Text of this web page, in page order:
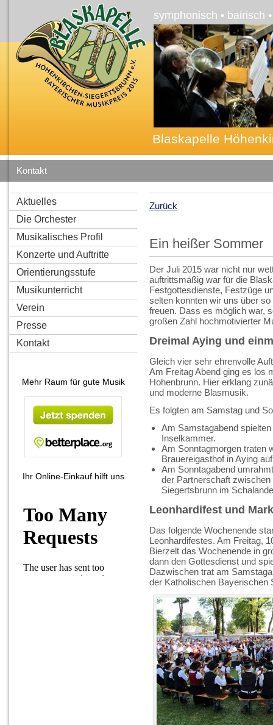
symphonisch • bairisch
Blaskapelle
Kontakt
Aktuelles
Die Orchester
Musikalisches Profil
Konzerte und Auftritte
Orientierungsstufe
Musikunterricht
Verein
Presse
Kontakt
Mehr Raum für gute Musik
Ihr Online-Einkauf hilft uns
Zurück
Ein heißer Sommer
Der Juli 2015 war nicht nur
auftrittsmäßig war für die
Festgottesdienste, Festzüge
selten konnten wir uns über
freuen. Dass es möglich war,
großen Zahl hochmotivierter
Dreimal Aying und
Gleich vier sehr ehrenvolle
Am Freitag Abend ging es los
Hohenbrunn. Hier erklang
und moderne Blasmusik.
Es folgten am Samstag und
Am Samstagabend
Inselkammer.
Am Sonntagmorgen traten
Brauereigasthof in Aying auf
Am Sonntagabend
der Partnerschaft
Siegertsbrunn im
Leonhardifest und
Das folgende Wochenende
Leonhardifestes. Am Freitag,
Bierzelt das Wochenende in
dann den Gottesdienst und
Dazwischen trat am
der Katholischen Bayerischen